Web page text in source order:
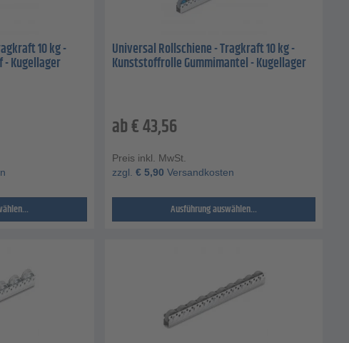
10 kg -
Kugellager
Universal Rollschiene - Tragkraft 10 kg -
Kunststoffrolle Gummimantel - Kugellager
ab€43,56
Preis inkl. MwSt.
zzgl. € 5,90 Versandkosten
Ausführung auswählen...